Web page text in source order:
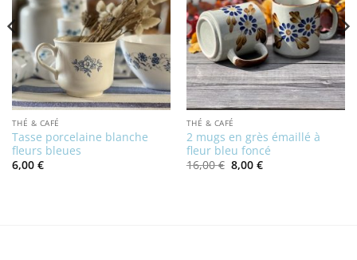
THÉ & CAFÉ
Tasse porcelaine blanche
fleurs bleues
6,00 €
THÉ & CAFÉ
2 mugs en grès émaillé à
fleur bleu foncé
16,00€ Le
prix
8,00 €Le